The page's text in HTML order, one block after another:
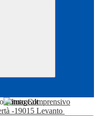
Istituto Comprensivo
-19015 Levanto